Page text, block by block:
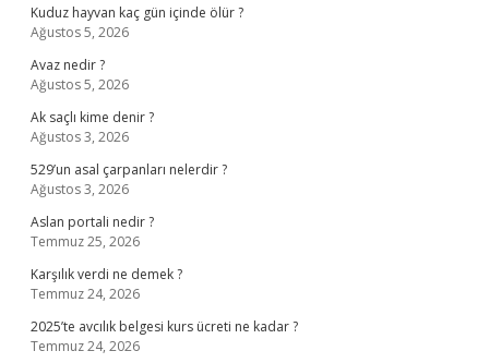
Kuduz hayvan kaç gün içinde ölür ?
Ağustos 5, 2026
Avaz nedir ?
Ağustos 5, 2026
Ak saçlı kime denir ?
Ağustos 3, 2026
529’un asal çarpanları nelerdir ?
Ağustos 3, 2026
Aslan portali nedir ?
Temmuz 25, 2026
Karşılık verdi ne demek ?
Temmuz 24, 2026
2025’te avcılık belgesi kurs ücreti ne kadar ?
Temmuz 24, 2026